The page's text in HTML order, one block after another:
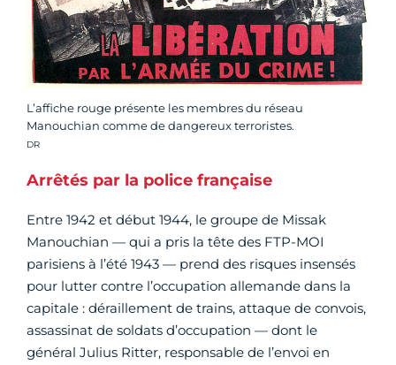
L’affiche rouge présente les membres du réseau
Manouchian comme de dangereux terroristes.
Crédit photo :
DR
Arrêtés par la police française
Entre 1942 et début 1944, le groupe de Missak
Manouchian — qui a pris la tête des FTP-MOI
parisiens à l’été 1943 — prend des risques insensés
pour lutter contre l’occupation allemande dans la
capitale : déraillement de trains, attaque de convois,
assassinat de soldats d’occupation — dont le
général Julius Ritter, responsable de l’envoi en